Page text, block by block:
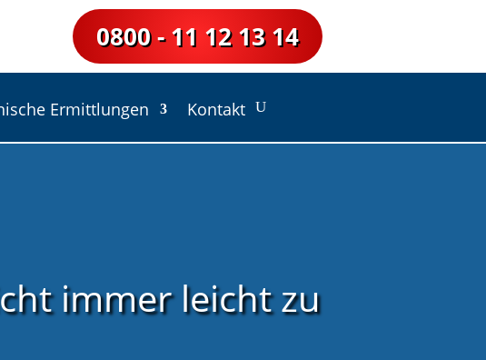
0800 - 11 12 13 14
Ermittlungen Kontakt
immer leicht zu